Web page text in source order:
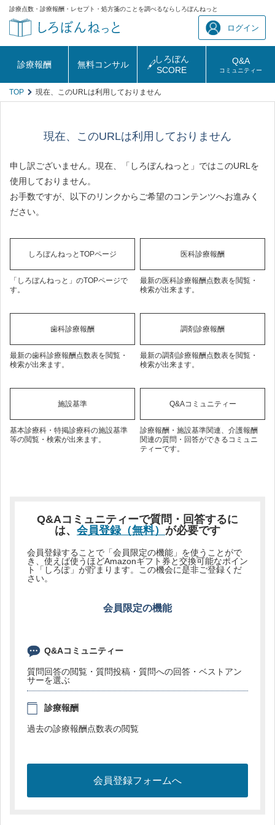
診療点数・診療報酬・レセプト・処方箋のことを調べるならしろぼんねっと
ログイン
診療報酬 無料コンサル
しろぼん
SCORE
Q&A
コミュニティー
TOP 現在、このURLは利用しておりません
現在、このURLは利用しておりません
申し訳ございません。現在、「しろぼんねっと」ではこのURLを
使用しておりません。
お手数ですが、以下のリンクからご希望のコンテンツへお進みく
ださい。
しろぼんねっとTOPページ
「しろぼんねっと」のTOPページで
す。
医科診療報酬
最新の医科診療報酬点数表を閲覧・
検索が出来ます。
歯科診療報酬
最新の歯科診療報酬点数表を閲覧・
検索が出来ます。
調剤診療報酬
最新の調剤診療報酬点数表を閲覧・
検索が出来ます。
施設基準
基本診療科・特掲診療科の施設基準
等の閲覧・検索が出来ます。
Q&Aコミュニティー
診療報酬・施設基準関連、介護報酬
関連の質問・回答ができるコミュニ
ティーです。
Q&Aコミュニティーで質問・回答するに
は、 会員登録（無料） が必要です
会員登録することで「会員限定の機能」を使うことがで
き、使えば使うほどAmazonギフト券と交換可能なポイン
ト「しろぽ」が貯まります。この機会に是非ご登録くだ
さい。
会員限定の機能
Q&Aコミュニティー
質問回答の閲覧・質問投稿・質問への回答・ベストアン
サーを選ぶ
診療報酬
過去の診療報酬点数表の閲覧
会員登録フォームへ